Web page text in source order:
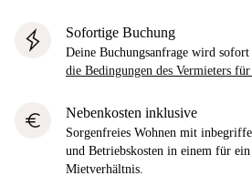
Sofortige Buchung
Deine Buchungsanfrage wird
die Bedingungen des Vermieters
euro Nebenkosten inklusive
Sorgenfreies Wohnen mit
und Betriebskosten in einem für
Mietverhältnis.